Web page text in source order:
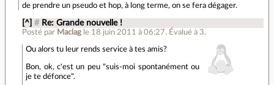
de prendre un pseudo et hop, à long terme, on se fera dégager.
[^] # Re: Grande nouvelle !
Posté par Maclag le 18 juin 2011 à 06:27. Évalué à 3.
Ou alors tu leur rends service à tes amis?
Bon, ok, c'est un peu "suis-moi spontanément ou
je te défonce".